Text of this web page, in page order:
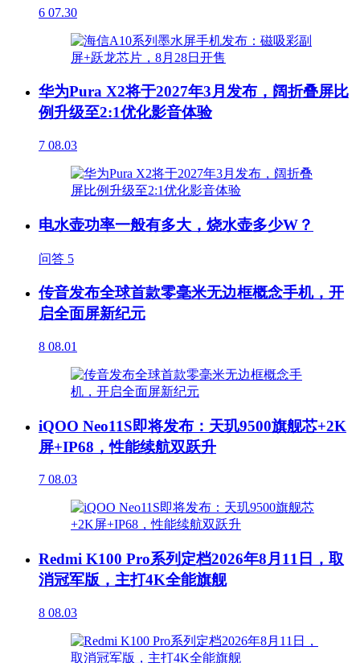
6 07.30
华为Pura X2将于2027年3月发布，阔折叠屏比
例升级至2:1优化影音体验
7 08.03
电水壶功率一般有多大，烧水壶多少W？
问答 5
传音发布全球首款零毫米无边框概念手机，开
启全面屏新纪元
8 08.01
iQOO Neo11S即将发布：天玑9500旗舰芯+2K
屏+IP68，性能续航双跃升
7 08.03
Redmi K100 Pro系列定档2026年8月11日，取
消冠军版，主打4K全能旗舰
8 08.03